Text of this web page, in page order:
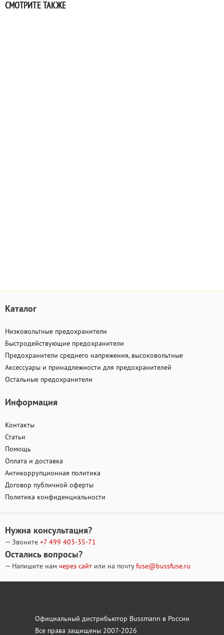
СМОТРИТЕ ТАКЖЕ
Каталог
Низковольтные предохранители
Быстродействующие предохранители
Предохранители среднего напряжения, высоковольтные
Аксессуары и принадлежности для предохранителей
Остальные предохранители
Информация
Контакты
Статьи
Помощь
Оплата и доставка
Антикоррупционная политика
Договор публичной оферты
Политика конфиденциальности
Нужна консультация?
— Звоните +7 499 403-35-71
Остались вопросы?
— Напишите нам через сайт или на почтуfuse@bussfuse.ru
Официальный дистрибьютор Bussmann в России
Все права защищены 2007-2026